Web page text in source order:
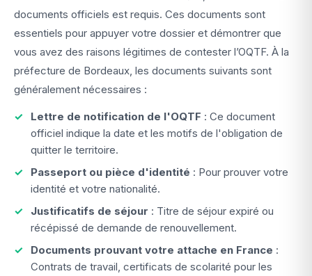
documents officiels est requis. Ces documents sont
essentiels pour appuyer votre dossier et démontrer que
vous avez des raisons légitimes de contester l’OQTF. À la
préfecture de Bordeaux, les documents suivants sont
généralement nécessaires :
Lettre de notification de l'OQTF : Ce document
officiel indique la date et les motifs de l'obligation de
quitter le territoire.
Passeport ou pièce d'identité : Pour prouver votre
identité et votre nationalité.
Justificatifs de séjour : Titre de séjour expiré ou
récépissé de demande de renouvellement.
Documents prouvant votre attache en France :
Contrats de travail, certificats de scolarité pour les